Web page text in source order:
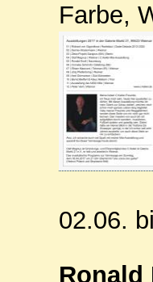
Farbe,
02.06.
Ronald